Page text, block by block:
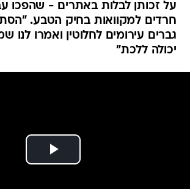
על זכותן לבלות באתרים - שהפכו
חרדים למקוואות בחיק הטבע.
גברים עירומים לחלוטין ואמרו לנו
יכולה ללכת"